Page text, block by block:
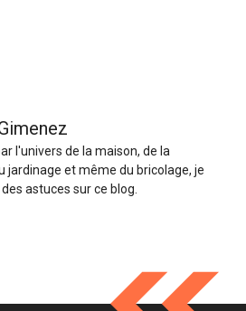
l'univers de la maison, de la
jardinage et même du bricolage, je
astuces sur ce blog.